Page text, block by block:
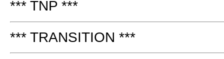
*** TNP ***
*** TRANSITION ***